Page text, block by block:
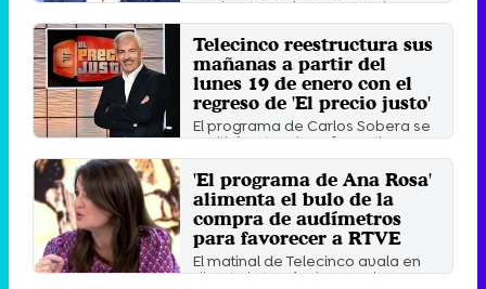
'Horizonte' y 'El programa de AR'
han sido, por ahora, los tres ...
Martes 23 Junio 2026 13:29 (hace
18 segundos)
Telecinco reestructura sus
mañanas a partir del
lunes 19 de enero con el
regreso de 'El precio justo'
El programa de Carlos Sobera se
emitirá antes de 'Informativos
Telecinco', ...
Martes 13 Enero 2026 02:27
'El programa de Ana Rosa'
alimenta el bulo de la
compra de audímetros
para favorecer a RTVE
El matinal de Telecinco avala en
directo la teoría de que el